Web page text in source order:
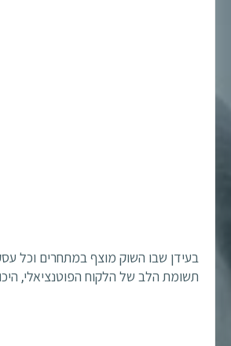
בעידן שבו השוק מוצף במתחרים וכל
תשומת הלב של הלקוח הפוטנציאלי,